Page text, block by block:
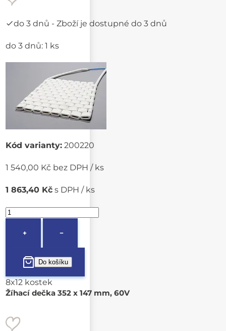
do 3 dnů - Zboží je dostupné do 3 dnů
do 3 dnů: 1 ks
Kód varianty: 200220
1 540,00 Kč bez DPH / ks
1 863,40 Kč s DPH / ks
+ −
8x12 kostek
Žíhací dečka 352 x 147 mm, 60V